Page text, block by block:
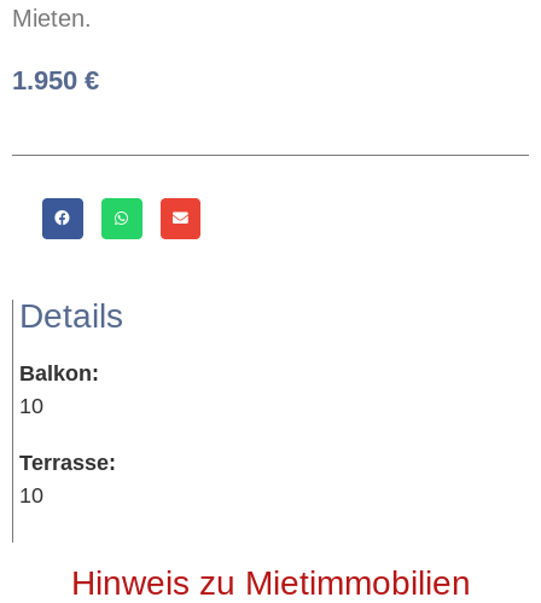
Mieten.
1.950 €
Details
Balkon:
10
Terrasse:
10
Hinweis zu Mietimmobilien